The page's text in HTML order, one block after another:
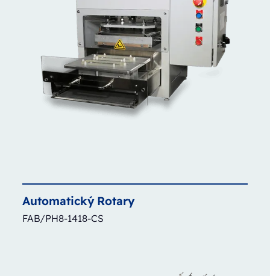
Automatický Rotary
FAB/PH8-1418-CS